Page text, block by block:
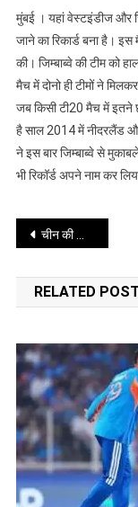
मुंबई । यहां वेस्टइंडीज और
जाने का रिकार्ड बना है।
की। जिम्बाब्वे की टीम को
मैच में दोनो ही टीमों ने
जब किसी टी20 मैच में
है साल 2014 में नीदरलैंड
ने इस बार जिम्बाब्वे से
भी रिकॉर्ड अपने नाम कर
Post
चीन की कॉपीकैट नीति ने बदल दी शानझाई की पहचान अब कहलाता है औद्योगिक इलाका
RELATED